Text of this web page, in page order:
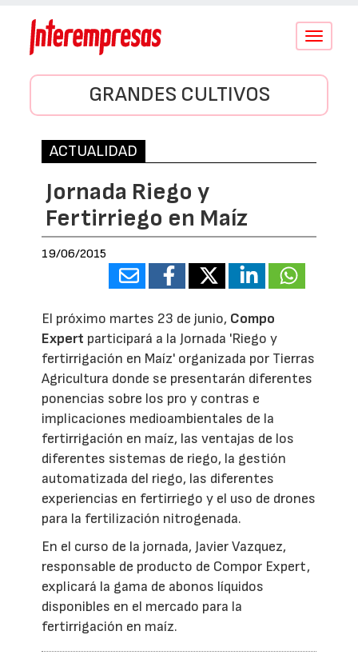
Conmutar
GRANDES CULTIVOS
ACTUALIDAD
Jornada Riego y
Fertirriego en Maíz
19/06/2015
El próximo martes 23 de junio, Compo
Expert participará a la Jornada 'Riego y
fertirrigación en Maíz' organizada por Tierras
Agricultura donde se presentarán diferentes
ponencias sobre los pro y contras e
implicaciones medioambientales de la
fertirrigación en maíz, las ventajas de los
diferentes sistemas de riego, la gestión
automatizada del riego, las diferentes
experiencias en fertirriego y el uso de drones
para la fertilización nitrogenada.
En el curso de la jornada, Javier Vazquez,
responsable de producto de Compor Expert,
explicará la gama de abonos líquidos
disponibles en el mercado para la
fertirrigación en maíz.